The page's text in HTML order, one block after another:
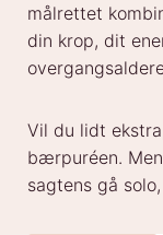
målrettet
din krop, dit
Vil du lidt
bærpuréen.
sagtens gå